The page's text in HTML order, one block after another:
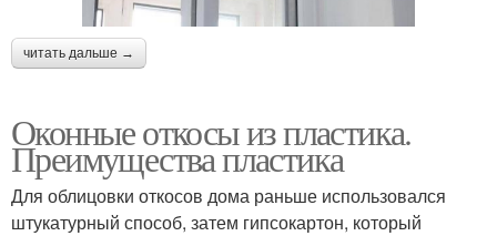
читать дальше →
Оконные откосы из пластика.
Преимущества пластика
Для облицовки откосов дома раньше использовался
штукатурный способ, затем гипсокартон, который